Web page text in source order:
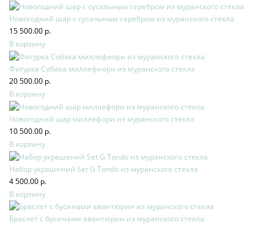
Новогодний шар с сусальным серебром из муранского стекла
15 500.00 р.
В корзину
Фигурка Собака миллефиори из муранского стекла
20 500.00 р.
В корзину
Новогодний шар миллефори из муранского стекла
10 500.00 р.
В корзину
Набор украшений Set G Tondo из муранского стекла
4 500.00 р.
В корзину
Браслет с бусинами авантюрин из муранского стекла